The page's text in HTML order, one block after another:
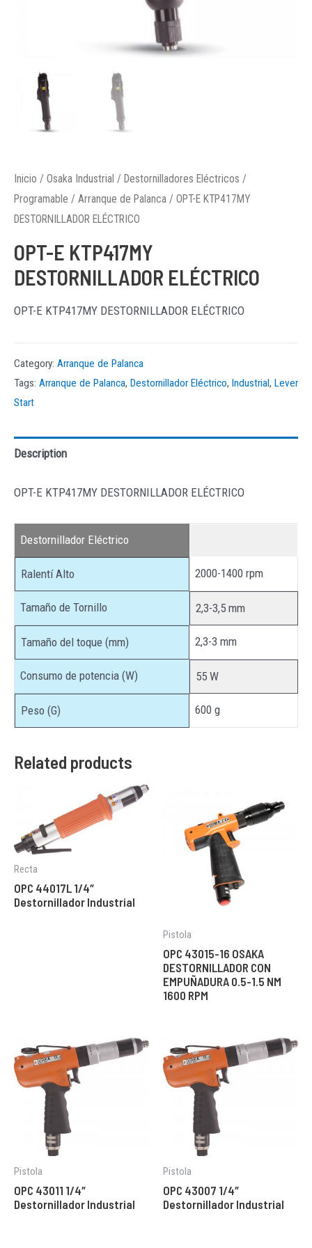
Inicio / Osaka Industrial / Destornilladores Eléctricos /
Programable / Arranque de Palanca / OPT-E KTP417MY
DESTORNILLADOR ELÉCTRICO
OPT-E KTP417MY
DESTORNILLADOR ELÉCTRICO
OPT-E KTP417MY DESTORNILLADOR ELÉCTRICO
Category: Arranque de Palanca
Tags: Arranque de Palanca, Destornillador Eléctrico, Industrial, Lever
Start
Description
OPT-E KTP417MY DESTORNILLADOR ELÉCTRICO
Destornillador Eléctrico
Ralentí Alto 2000-1400 rpm
Tamaño de Tornillo 2,3-3,5 mm
Tamaño del toque (mm) 2,3-3 mm
Consumo de potencia (W) 55 W
Peso (G) 600 g
Related products
Recta
OPC 44017L 1/4″
Destornillador Industrial
Pistola
OPC 43015-16 OSAKA
DESTORNILLADOR CON
EMPUÑADURA 0.5-1.5 NM
1600 RPM
Pistola
OPC 43011 1/4″
Destornillador Industrial
Pistola
OPC 43007 1/4″
Destornillador Industrial